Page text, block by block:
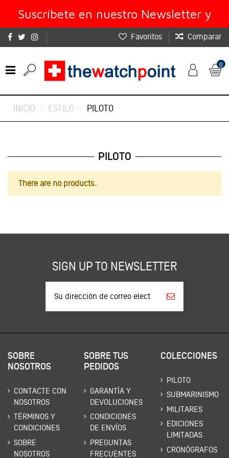
Suscríbete en nuestro Newsletter y
obtén un 10% de descuento
Favoritos Comparar
0
INICIO ESTILO PILOTO
PILOTO
There are no products.
SIGN UP TO NEWSLETTER
SOBRE
NOSOTROS
CONTACTE CON
NOSOTROS
TÉRMINOS Y
CONDICIONES
SOBRE
NOSOTROS
SOBRE TUS
PEDIDOS
GARANTÍA Y
DEVOLUCIONES
CONDICIONES
DE ENVÍOS
PREGUNTAS
FRECUENTES
COLECCIONES
PILOTO
SUBMARINISMO
MILITARES
EDICIONES
LIMITADAS
CRONÓGRAFOS